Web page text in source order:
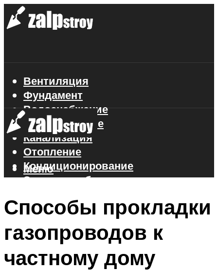
Вентиляция
Фундамент
Водоснабжение
Газоснабжение
Канализация
Отопление
Кондиционирование
Электроснабжение
Меню
Меню
Способы прокладки
газопроводов к
частному дому